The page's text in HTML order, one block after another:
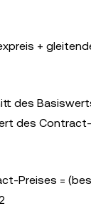
+
des
des
Preises =